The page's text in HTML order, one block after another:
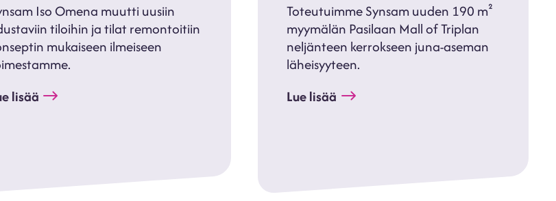
Iso Omena muutti uusiin
tiloihin ja tilat remontoitiin
mukaiseen ilmeiseen
lisää
Toteutuimme Synsam uuden 190 m²
myymälän Pasilaan Mall of Triplan
neljänteen kerrokseen juna-aseman
läheisyyteen.
Lue lisää